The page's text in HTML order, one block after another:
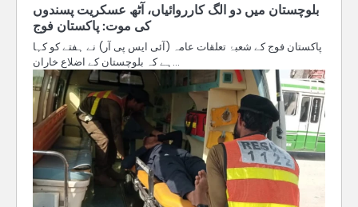
بلوچستان میں دو الگ کارروائیاں، آٹھ عسکریت پسندوں
کی موت: پاکستان فوج
پاکستان فوج کے شعبۂ تعلقات عامہ (آئی ایس پی آر) نے ہفتے کو کہا
ہے کہ بلوچستان کے اضلاع خاران…